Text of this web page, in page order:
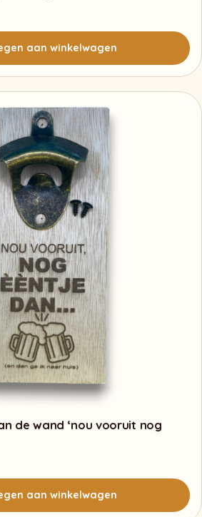
aan winkelwagen
de wand ‘nou vooruit nog
aan winkelwagen